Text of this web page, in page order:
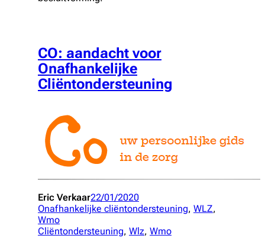
CO: aandacht voor
Onafhankelijke
Cliëntondersteuning
Eric Verkaar22/01/2020
Onafhankelijke cliëntondersteuning, WLZ
Wmo
Cliëntondersteuning, Wlz, Wmo